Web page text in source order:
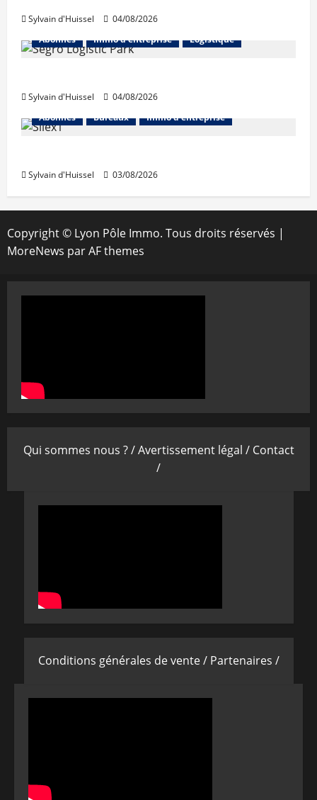
Sylvain d'Huissel
04/08/2026
Abonnés
Immo d'entreprise Logistique
Sylvain d'Huissel
04/08/2026
Abonnés
Bureaux Immo d'entreprise
Sylvain d'Huissel 03/08/2026
Copyright © Lyon Pôle Immo. Tous droits réservés |
MoreNews par AF themes
Qui sommes nous ? /Avertissement légal / Contact
/
Conditions générales de vente / Partenaires /